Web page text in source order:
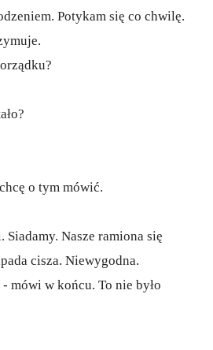
Potykam się co chwilę.
o tym mówić.
Siadamy. Nasze ramiona się
cisza. Niewygodna.
- mówi w końcu. To nie było